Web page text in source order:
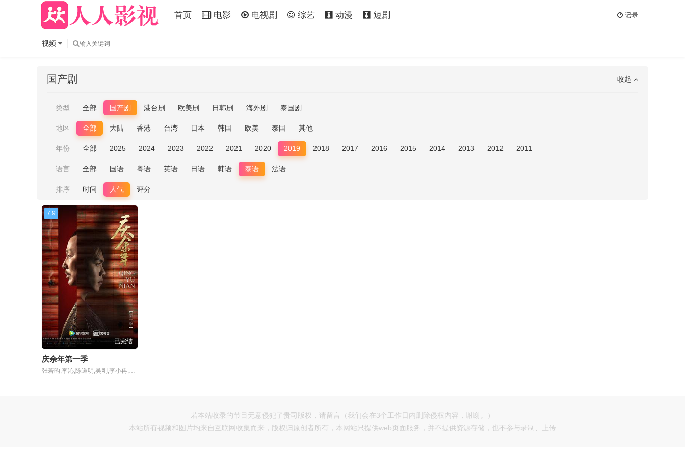
首页 电影 电视剧 综艺 动漫 短剧 记录
视频
收起
国产剧
类型 全部 国产剧 港台剧 欧美剧 日韩剧 海外剧 泰国剧
地区 全部 大陆 香港 台湾 日本 韩国 欧美 泰国 其他
年份 全部 2025 2024 2023 2022 2021 2020 2019 2018 2017 2016 2015 2014 2013 2012 2011
语言 全部 国语 粤语 英语 日语 韩语 泰语 法语
排序 时间 人气 评分
7.9
已完结
庆余年第一季
张若昀,李沁,陈道明,吴刚,李小冉,袁泉,于荣光,辛芷蕾,李纯,宋轶,刘桦,田雨,王阳,于小伟,郭麒麟,高曙光,李强,于洋,海一天,肖战,佟梦实,刘端端,张昊唯,李俊贤,刘润南,韩玖诺,刘美彤,韩昊霖,崔志刚,贾景晖,代文雯,李子峰,崔鹏,杜玉明,赵柯,许还山,曹翠芬,李建义,郑毓芝,梁爱琪,李洪权,赫子铭,罗二羊,傅迦,赵振廷,董可飞,康杰,张恒瑞,郭家诺,常铖,于安,淮文,孙亦沐,王铮,邓童天,乔于庭,林静,于小鸣,姜洋,东靖川,阎鹤祥
若本站收录的节目无意侵犯了贵司版权，请留言（我们会在3个工作日内删除侵权内容，谢谢。）
本站所有视频和图片均来自互联网收集而来，版权归原创者所有，本网站只提供web页面服务，并不提供资源存储，也不参与录制、上传